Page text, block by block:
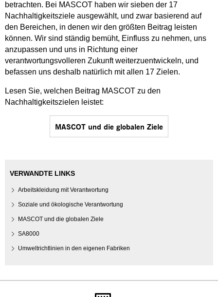
betrachten. Bei MASCOT haben wir sieben der 17
Nachhaltigkeitsziele ausgewählt, und zwar basierend auf
den Bereichen, in denen wir den größten Beitrag leisten
können. Wir sind ständig bemüht, Einfluss zu nehmen, uns
anzupassen und uns in Richtung einer
verantwortungsvolleren Zukunft weiterzuentwickeln, und
befassen uns deshalb natürlich mit allen 17 Zielen.
Lesen Sie, welchen Beitrag MASCOT zu den
Nachhaltigkeitszielen leistet:
MASCOT und die globalen Ziele
VERWANDTE LINKS
Arbeitskleidung mit Verantwortung
Soziale und ökologische Verantwortung
MASCOT und die globalen Ziele
SA8000
Umweltrichtlinien in den eigenen Fabriken